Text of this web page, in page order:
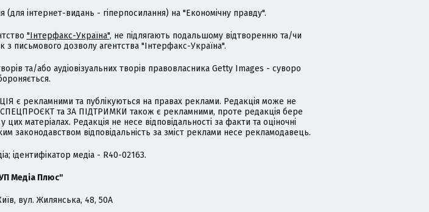
інтернет-видань - гіперпосилання) на "Економічну правду".
"Інтерфакс-Україна", не підлягають подальшому відтворенню та/чи
письмового дозволу агентства "Інтерфакс-Україна".
та/або аудіовізуальних творів правовласника Getty Images - суворо
є рекламними та публікуються на правах реклами. Редакція може не
СПЕЦПРОЄКТ та ЗА ПІДТРИМКИ також є рекламними, проте редакція бере
матеріалах. Редакція не несе відповідальності за факти та оціночні
законодавством відповідальність за зміст реклами несе рекламодавець.
ідентифікатор медіа - R40-02163.
Медіа Плюс"
вул. Жилянська, 48, 50А